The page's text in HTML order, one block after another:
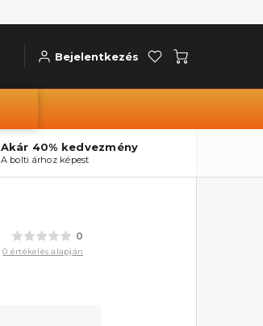
Bejelentkezés
Akár 40% kedvezmény
A bolti árhoz képest
0
0 értékelés alapján